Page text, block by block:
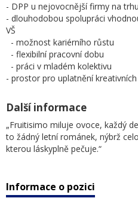
- DPP u nejovocnější firmy na trhu
- dlouhodobou spolupráci
VŠ
- možnost kariérního růstu
- flexibilní pracovní dobu
- práci v mladém kolektivu
- prostor pro uplatnění
Další informace
„Fruitisimo miluje ovoce, každý
to žádný letní románek, nýbrž
kterou láskyplně pečuje.“
Informace o pozici